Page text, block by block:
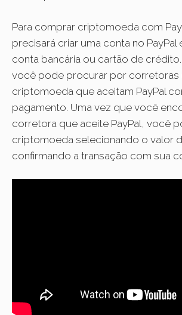
Para comprar criptomoeda com
precisará criar uma conta no PayPal
conta bancária ou cartão de
você pode procurar por corretoras
criptomoeda que aceitam PayPal
pagamento. Uma vez que você
corretora que aceite PayPal, você
criptomoeda selecionando o valor
confirmando a transação com sua